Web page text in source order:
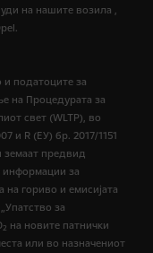
на нашите возила ,
податоците за
на Процедурата за
свет (WLTP), во
и R (ЕУ) бр. 2017/1151
земаат предвид
информации за
гориво и емисијата
за
2 на новите патнички
или во назначениот